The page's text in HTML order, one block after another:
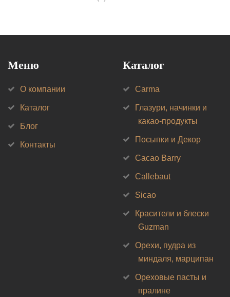
Меню
О компании
Каталог
Блог
Контакты
Каталог
Carma
Глазури, начинки и
какао-продукты
Посыпки и Декор
Cacao Barry
Callebaut
Sicao
Красители и блески
Guzman
Орехи, пудра из
миндаля, марципан
Ореховые пасты и
пралине